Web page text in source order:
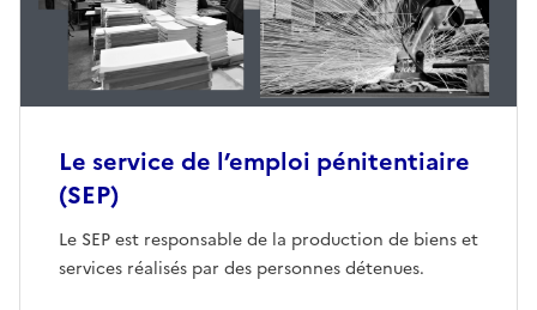
Le service de l’emploi pénitentiaire
(SEP)
Le SEP est responsable de la production de biens et
services réalisés par des personnes détenues.